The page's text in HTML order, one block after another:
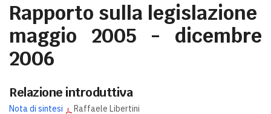
Rapporto sulla legislazione
maggio 2005 - dicembre
2006
Relazione introduttiva
Nota di sintesi Raffaele Libertini